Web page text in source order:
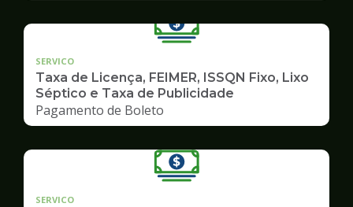
SERVICO
Taxa de Licença, FEIMER, ISSQN Fixo, Lixo
Séptico e Taxa de Publicidade
Pagamento de Boleto
SERVICO